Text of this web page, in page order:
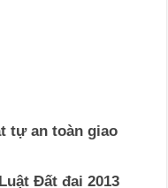
tự an toàn giao
Đất đai 2013